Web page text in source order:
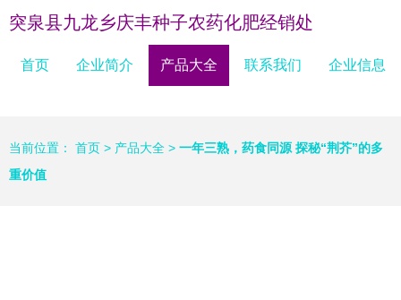
突泉县九龙乡庆丰种子农药化肥经销处
首页 企业简介 产品大全 联系我们 企业信息
当前位置： 首页 > 产品大全 > 一年三熟，药食同源 探秘“荆芥”的多
重价值